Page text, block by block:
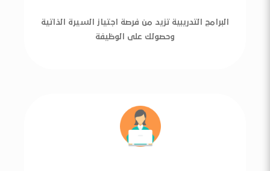
البرامج التدريبية تزيد من فرصة اجتياز السيرة الذاتية
وحصولك على الوظيفة